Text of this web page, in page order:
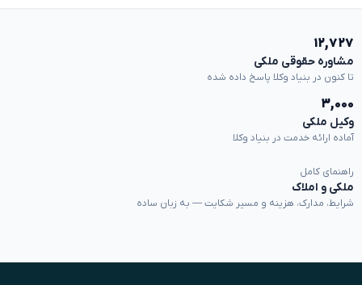
۱۲,۷۲۷
مشاوره حقوقی ملکی
تا کنون در بنیاد وکلا پاسخ داده شده
۳,۰۰۰
وکیل ملکی
آماده ارائه خدمت در بنیاد وکلا
راهنمای کامل
ملکی و املاک
شرایط، مدارک، هزینه و مسیر شکایت — به زبان ساده